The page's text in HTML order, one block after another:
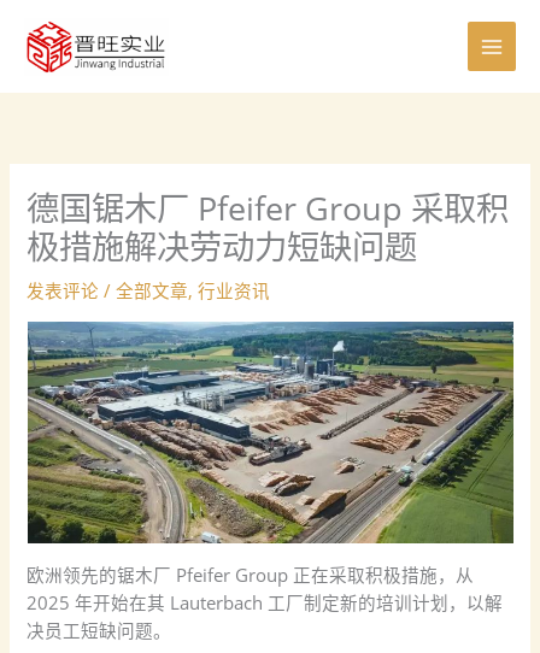
容
德国锯木厂 Pfeifer Group 采取积
极措施解决劳动力短缺问题
发表评论 /全部文章,行业资讯
欧洲领先的锯木厂 Pfeifer Group 正在采取积极措施，从
2025 年开始在其 Lauterbach 工厂制定新的培训计划，以解
决员工短缺问题。